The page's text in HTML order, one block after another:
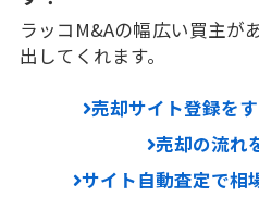
ラッコM&Aの幅広い買主が
出してくれます。
売却サイト登録を
売却の流れ
サイト自動査定で相